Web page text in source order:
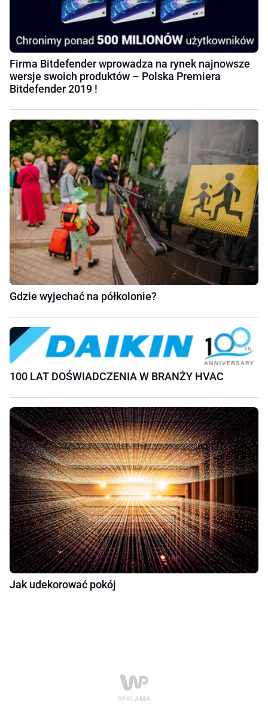
Firma Bitdefender wprowadza na rynek najnowsze
wersje swoich produktów – Polska Premiera
Bitdefender 2019 !
Gdzie wyjechać na półkolonie?
100 LAT DOŚWIADCZENIA W BRANŻY HVAC
Jak udekorować pokój